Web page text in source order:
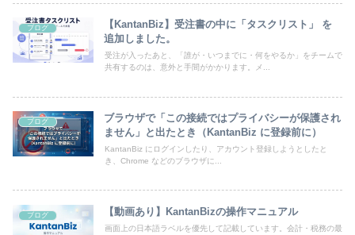
ブログ
【KantanBiz】受注書の中に「タスクリスト」 を
追加しました。
受注が入ったあと、「誰が・いつまでに・何をやるか」をチームで
共有するのは、意外と手間がかかります。メ...
ブログ
ブラウザで「この接続ではプライバシーが保護され
ません」と出たとき（KantanBiz に登録前に）
KantanBiz にログインしたり、アカウント登録しようとしたと
き、Chrome などのブラウザに...
ブログ 【動画あり】KantanBizの操作マニュアル
画面上の日本語ラベルを優先して記載しています。会計・税務の最